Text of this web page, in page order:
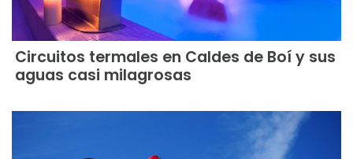
Circuitos termales en Caldes de Boí y sus
aguas casi milagrosas